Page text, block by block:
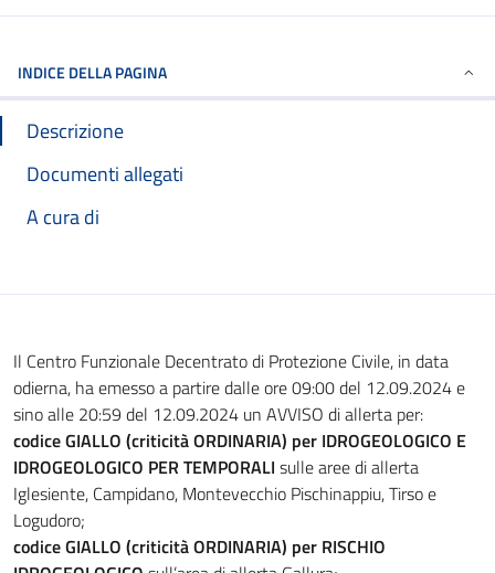
INDICE DELLA PAGINA
Descrizione
Documenti allegati
A cura di
Il Centro Funzionale Decentrato di Protezione Civile, in data
odierna, ha emesso a partire dalle ore 09:00 del 12.09.2024 e
sino alle 20:59 del 12.09.2024 un AVVISO di allerta per:
codice GIALLO (criticità ORDINARIA) per IDROGEOLOGICO E
IDROGEOLOGICO PER TEMPORALI sulle aree di allerta
Iglesiente, Campidano, Montevecchio Pischinappiu, Tirso e
Logudoro;
codice GIALLO (criticità ORDINARIA) per RISCHIO